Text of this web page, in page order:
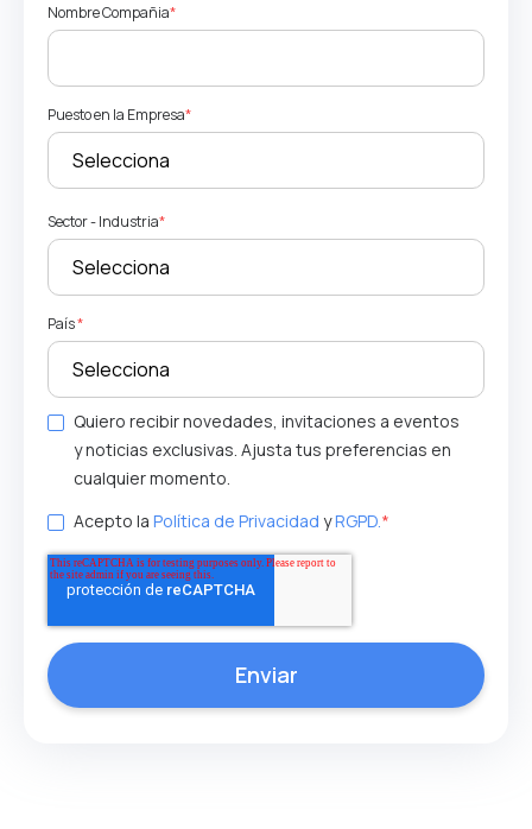
Nombre Compañia*
Puesto en la Empresa*
Sector - Industria*
País*
Quiero recibir novedades, invitaciones a eventos
y noticias exclusivas. Ajusta tus preferencias en
cualquier momento.
Acepto la Política de Privacidad yRGPD.*